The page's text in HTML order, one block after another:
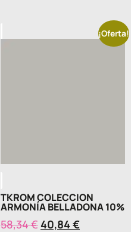
¡Oferta!
TKROM COLECCION
ARMONÍA BELLADONA 10%
58,34€ 40,84 €